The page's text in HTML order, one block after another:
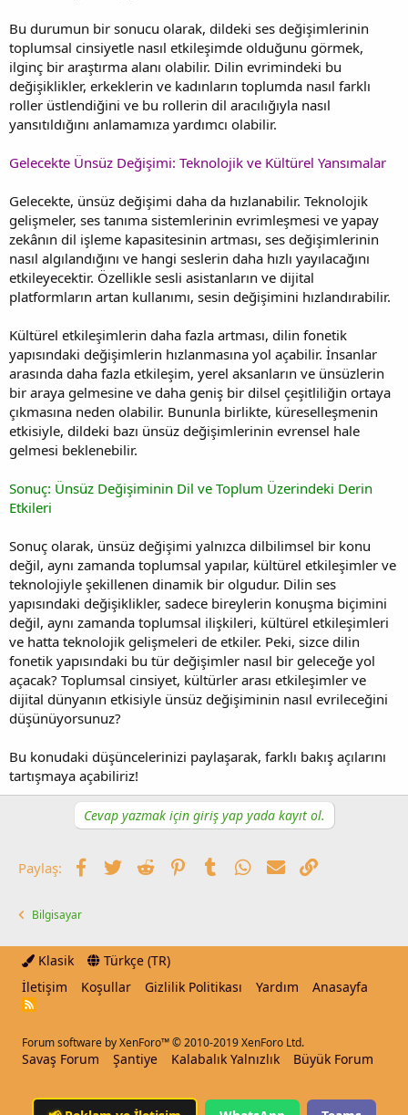
Bu durumun bir sonucu olarak, dildeki ses değişimlerinin
toplumsal cinsiyetle nasıl etkileşimde olduğunu görmek,
ilginç bir araştırma alanı olabilir. Dilin evrimindeki bu
değişiklikler, erkeklerin ve kadınların toplumda nasıl farklı
roller üstlendiğini ve bu rollerin dil aracılığıyla nasıl
yansıtıldığını anlamamıza yardımcı olabilir.
Gelecekte Ünsüz Değişimi: Teknolojik ve Kültürel Yansımalar
Gelecekte, ünsüz değişimi daha da hızlanabilir. Teknolojik
gelişmeler, ses tanıma sistemlerinin evrimleşmesi ve yapay
zekânın dil işleme kapasitesinin artması, ses değişimlerinin
nasıl algılandığını ve hangi seslerin daha hızlı yayılacağını
etkileyecektir. Özellikle sesli asistanların ve dijital
platformların artan kullanımı, sesin değişimini hızlandırabilir.
Kültürel etkileşimlerin daha fazla artması, dilin fonetik
yapısındaki değişimlerin hızlanmasına yol açabilir. İnsanlar
arasında daha fazla etkileşim, yerel aksanların ve ünsüzlerin
bir araya gelmesine ve daha geniş bir dilsel çeşitliliğin ortaya
çıkmasına neden olabilir. Bununla birlikte, küreselleşmenin
etkisiyle, dildeki bazı ünsüz değişimlerinin evrensel hale
gelmesi beklenebilir.
Sonuç: Ünsüz Değişiminin Dil ve Toplum Üzerindeki Derin
Etkileri
Sonuç olarak, ünsüz değişimi yalnızca dilbilimsel bir konu
değil, aynı zamanda toplumsal yapılar, kültürel etkileşimler ve
teknolojiyle şekillenen dinamik bir olgudur. Dilin ses
yapısındaki değişiklikler, sadece bireylerin konuşma biçimini
değil, aynı zamanda toplumsal ilişkileri, kültürel etkileşimleri
ve hatta teknolojik gelişmeleri de etkiler. Peki, sizce dilin
fonetik yapısındaki bu tür değişimler nasıl bir geleceğe yol
açacak? Toplumsal cinsiyet, kültürler arası etkileşimler ve
dijital dünyanın etkisiyle ünsüz değişiminin nasıl evrileceğini
düşünüyorsunuz?
Bu konudaki düşüncelerinizi paylaşarak, farklı bakış açılarını
tartışmaya açabiliriz!
Cevap yazmak için giriş yap yada kayıt ol.
Paylaş: Facebook
TwitterReddit PinterestTumblrWhatsApp
E-postaLink
Bilgisayar
Klasik
Türkçe (TR)
İletişim
Koşullar Gizlilik Politikası Yardım Anasayfa
R
Forum software by XenForo™© 2010-2019 XenForo Ltd.
Savaş Forum Şantiye Kalabalık Yalnızlık Büyük Forum